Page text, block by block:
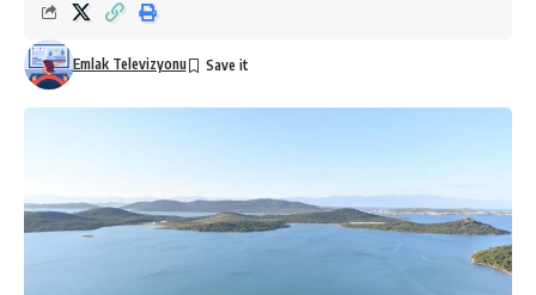
Emlak Televizyonu